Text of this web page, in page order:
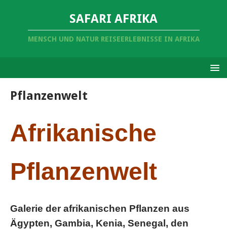
SAFARI AFRIKA
MENSCH UND NATUR REISEERLEBNISSE IN AFRIKA
Pflanzenwelt
Afrikanische
Pflanzenwelt
Galerie der afrikanischen Pflanzen aus
Ägypten, Gambia, Kenia, Senegal, den